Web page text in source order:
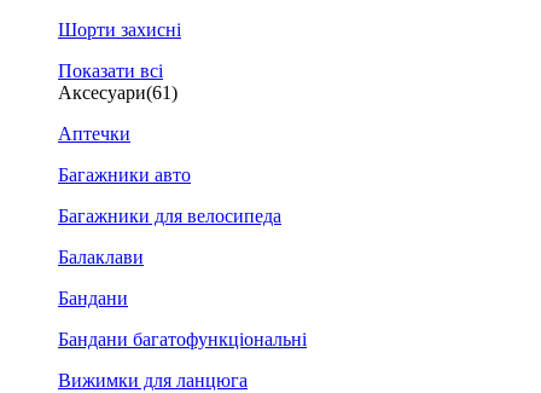
Шорти захисні
Показати всі
Аксесуари(61)
Аптечки
Багажники авто
Багажники для велосипеда
Балаклави
Бандани
Бандани багатофункціональні
Вижимки для ланцюга